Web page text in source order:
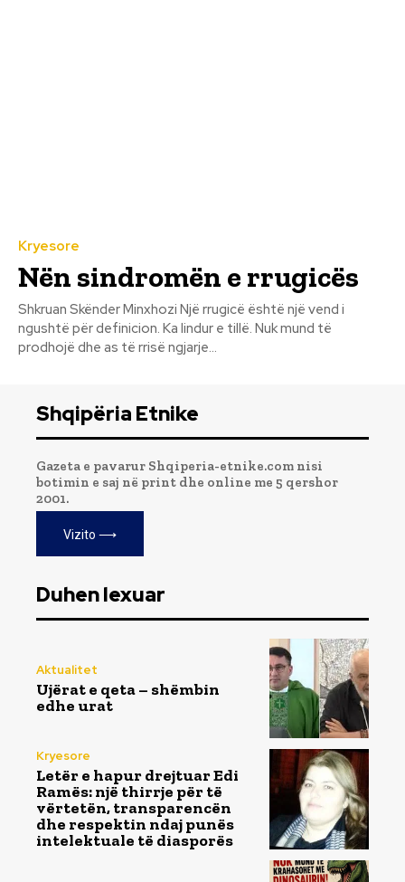
Kryesore
Nën sindromën e rrugicës
Shkruan Skënder Minxhozi Një rrugicë është një vend i
ngushtë për definicion. Ka lindur e tillë. Nuk mund të
prodhojë dhe as të rrisë ngjarje...
Shqipëria Etnike
Gazeta e pavarur Shqiperia-etnike.com nisi
botimin e saj në print dhe online me 5 qershor
2001.
Vizito ⟶
Duhen lexuar
Aktualitet
Ujërat e qeta – shëmbin
edhe urat
Kryesore
Letër e hapur drejtuar Edi
Ramës: një thirrje për të
vërtetën, transparencën
dhe respektin ndaj punës
intelektuale të diasporës